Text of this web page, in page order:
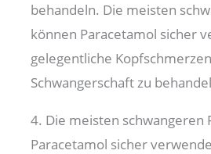
behandeln. Die meisten
können Paracetamol sicher
gelegentliche
Schwangerschaft zu
4. Die meisten schwangeren
Paracetamol sicher